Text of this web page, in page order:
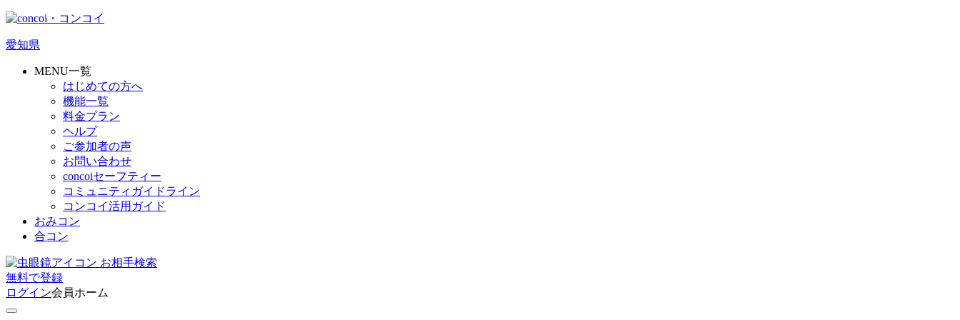
愛知県
MENU一覧
はじめての方へ
機能一覧
料金プラン
ヘルプ
ご参加者の声
お問い合わせ
concoiセーフティー
コミュニティガイドライン
コンコイ活用ガイド
おみコン
合コン
お相手検索
無料で登録
ログイン会員ホーム